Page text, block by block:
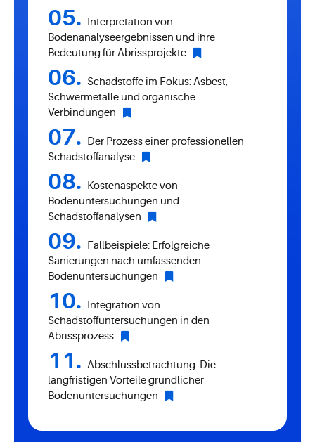
Interpretation von
Bodenanalyseergebnissen und ihre
Bedeutung für Abrissprojekte
Schadstoffe im Fokus: Asbest,
Schwermetalle und organische
Verbindungen
Der Prozess einer professionellen
Schadstoffanalyse
Kostenaspekte von
Bodenuntersuchungen und
Schadstoffanalysen
Fallbeispiele: Erfolgreiche
Sanierungen nach umfassenden
Bodenuntersuchungen
Integration von
Schadstoffuntersuchungen in den
Abrissprozess
Abschlussbetrachtung: Die
langfristigen Vorteile gründlicher
Bodenuntersuchungen